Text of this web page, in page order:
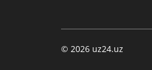
© 2026 uz24.uz